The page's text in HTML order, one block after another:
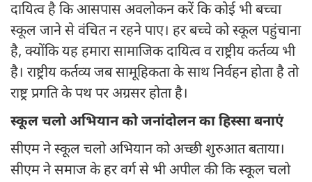
दायित्व है कि आसपास अवलोकन करें कि कोई भी बच्चा
स्कूल जाने से वंचित न रहने पाए। हर बच्चे को स्कूल पहुंचाना
है, क्योंकि यह हमारा सामाजिक दायित्व व राष्ट्रीय कर्तव्य भी
है। राष्ट्रीय कर्तव्य जब सामूहिकता के साथ निर्वहन होता है तो
राष्ट्र प्रगति के पथ पर अग्रसर होता है।
स्कूल चलो अभियान को जनांदोलन का हिस्सा बनाएं
सीएम ने स्कूल चलो अभियान को अच्छी शुरुआत बताया।
सीएम ने समाज के हर वर्ग से भी अपील की कि स्कूल चलो